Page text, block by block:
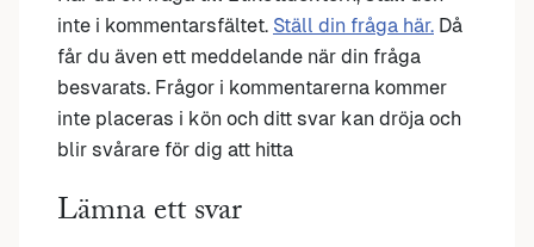
inte i kommentarsfältet. Ställ din fråga här. Då
får du även ett meddelande när din fråga
besvarats. Frågor i kommentarerna kommer
inte placeras i kön och ditt svar kan dröja och
blir svårare för dig att hitta
Lämna ett svar